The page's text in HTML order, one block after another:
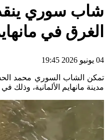
شاب سوري ينقذ
الغرق في
04 يونيو 2026 19:45
تمكن الشاب السوري محمد
مدينة مانهايم الألمانية، وذلك